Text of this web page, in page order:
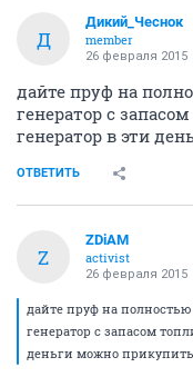
Д
Дикий_Чеснок
member
26 февраля 2015
дайте пруф на
генератор с
генератор в эти
ОТВЕТИТЬ
Z
ZDiAM
activist
26 февраля 2015
дайте пруф на
генератор с запасом
деньги можно